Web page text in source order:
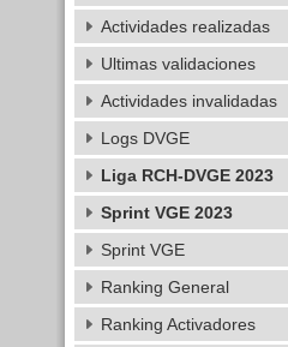
Actividades realizadas
Ultimas validaciones
Actividades invalidadas
Logs DVGE
Liga RCH-DVGE 2023
Sprint VGE 2023
Sprint VGE
Ranking General
Ranking Activadores